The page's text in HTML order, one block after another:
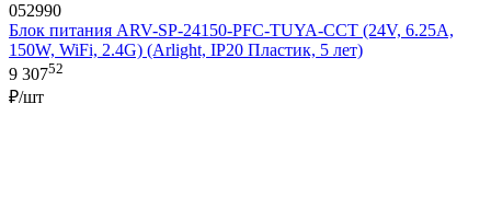
052990
Блок питания ARV-SP-24150-PFC-TUYA-CCT (24V, 6.25A,
150W, WiFi, 2.4G) (Arlight, IP20 Пластик, 5 лет)
9 30752
₽/шт